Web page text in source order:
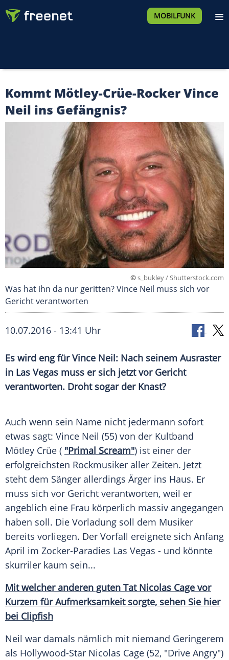
MOBILFUNK
Kommt Mötley-Crüe-Rocker Vince
Neil ins Gefängnis?
©s_bukley / Shutterstock.com
Was hat ihn da nur geritten? Vince Neil muss sich vor
Gericht verantworten
10.07.2016 - 13:41 Uhr
Es wird eng für Vince Neil: Nach seinem Ausraster
in Las Vegas muss er sich jetzt vor Gericht
verantworten. Droht sogar der Knast?
Auch wenn sein Name nicht jedermann sofort
etwas sagt: Vince Neil (55) von der Kultband
Mötley Crüe ( "Primal Scream") ist einer der
erfolgreichsten Rockmusiker aller Zeiten. Jetzt
steht dem Sänger allerdings Ärger ins Haus. Er
muss sich vor Gericht verantworten, weil er
angeblich eine Frau körperlich massiv angegangen
haben soll. Die Vorladung soll dem Musiker
bereits vorliegen. Der Vorfall ereignete sich Anfang
April im Zocker-Paradies Las Vegas - und könnte
skurriler kaum sein...
Mit welcher anderen guten Tat Nicolas Cage vor
Kurzem für Aufmerksamkeit sorgte, sehen Sie hier
bei Clipfish
Neil war damals nämlich mit niemand Geringerem
als Hollywood-Star Nicolas Cage (52, "Drive Angry")